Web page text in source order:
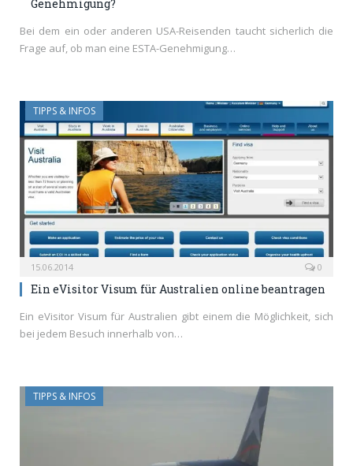
Genehmigung?
Bei dem ein oder anderen USA-Reisenden taucht sicherlich die
Frage auf, ob man eine ESTA-Genehmigung…
TIPPS & INFOS
15.06.2014 0
Ein eVisitor Visum für Australien online beantragen
Ein eVisitor Visum für Australien gibt einem die Möglichkeit, sich
bei jedem Besuch innerhalb von…
TIPPS & INFOS